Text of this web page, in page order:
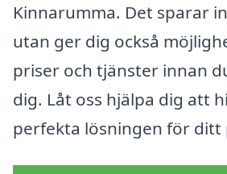
Kinnarumma. Det sparar
utan ger dig också
priser och tjänster innan
dig. Låt oss hjälpa dig att
perfekta lösningen för ditt